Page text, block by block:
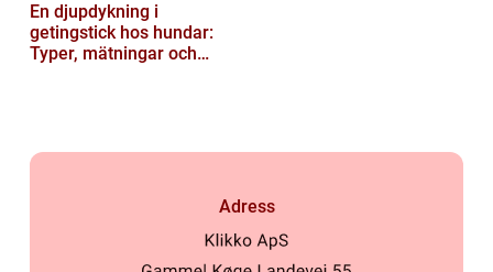
En djupdykning i
getingstick hos hundar:
Typer, mätningar och
Adress